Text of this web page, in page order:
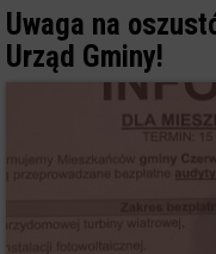
Uwaga na
Urząd Gminy!